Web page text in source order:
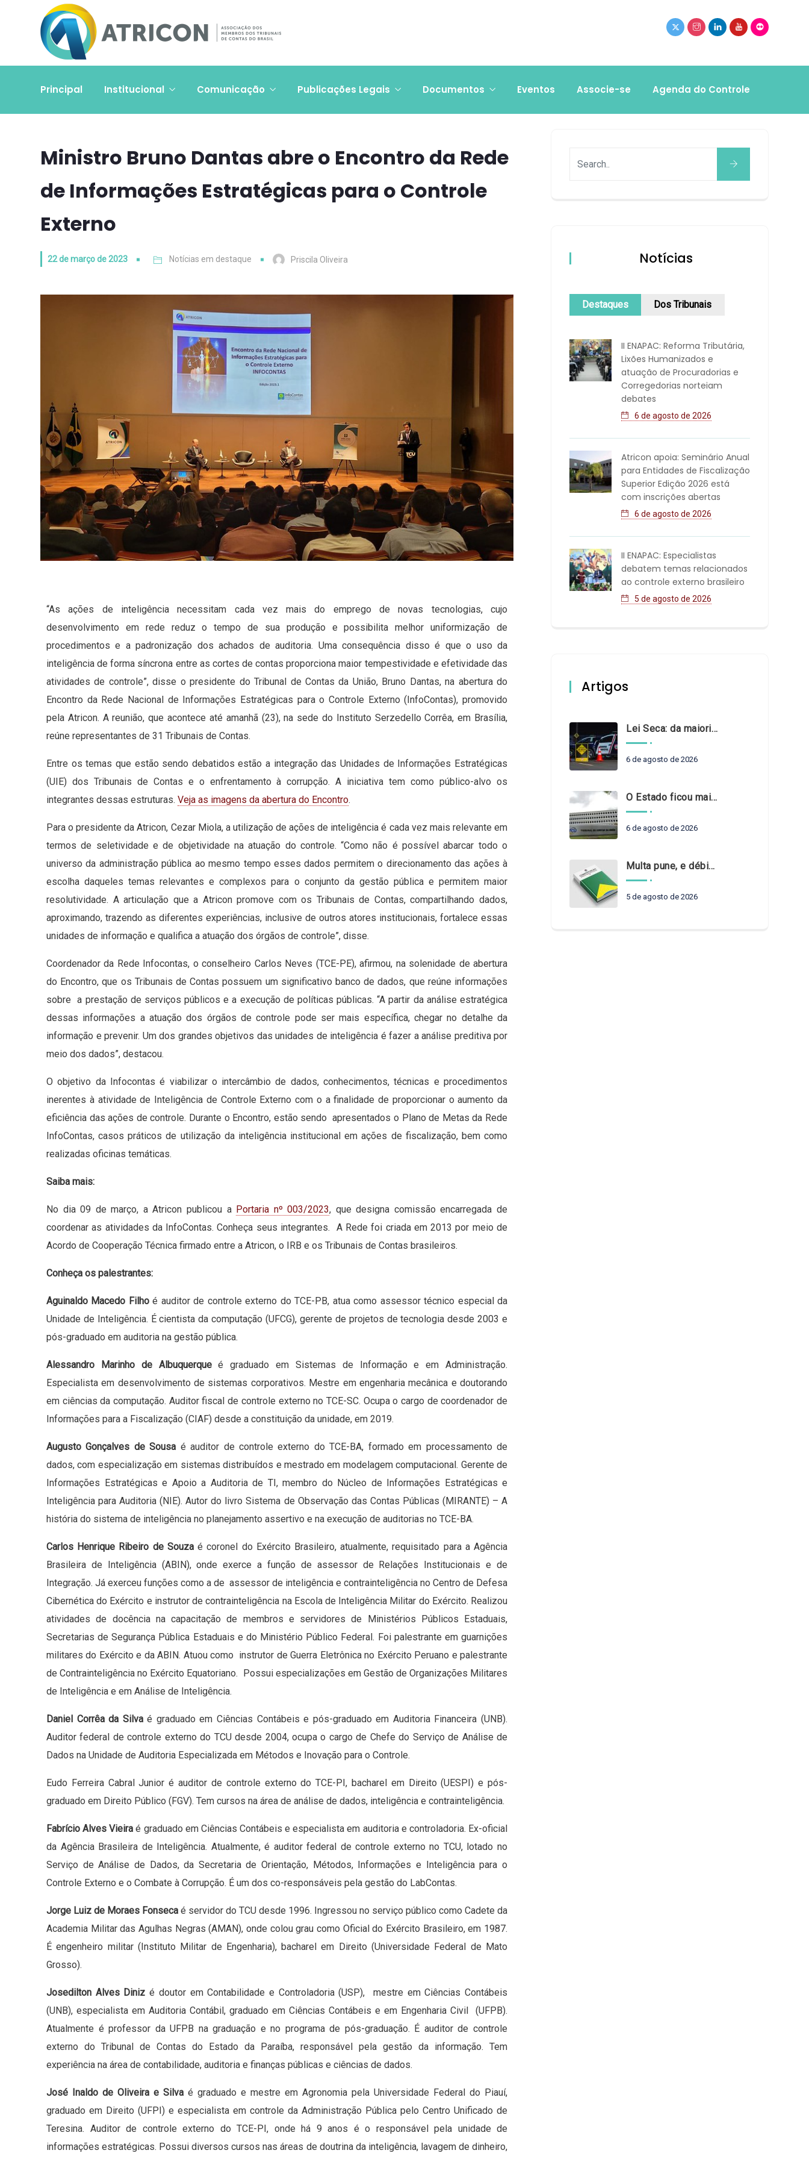
Principal Institucional Comunicação Publicações Legais Documentos Eventos Associe-se Agenda do Controle
Ministro Bruno Dantas abre o Encontro da Rede
de Informações Estratégicas para o Controle
Externo
22 de março de 2023 Notícias em destaque Priscila Oliveira
“As ações de inteligência necessitam cada vez mais do emprego de novas tecnologias, cujo
desenvolvimento em rede reduz o tempo de sua produção e possibilita melhor uniformização de
procedimentos e a padronização dos achados de auditoria. Uma consequência disso é que o uso da
inteligência de forma síncrona entre as cortes de contas proporciona maior tempestividade e efetividade das
atividades de controle”, disse o presidente do Tribunal de Contas da União, Bruno Dantas, na abertura do
Encontro da Rede Nacional de Informações Estratégicas para o Controle Externo (InfoContas), promovido
pela Atricon. A reunião, que acontece até amanhã (23), na sede do Instituto Serzedello Corrêa, em Brasília,
reúne representantes de 31 Tribunais de Contas.
Entre os temas que estão sendo debatidos estão a integração das Unidades de Informações Estratégicas
(UIE) dos Tribunais de Contas e o enfrentamento à corrupção. A iniciativa tem como público-alvo os
integrantes dessas estruturas. Veja as imagens da abertura do Encontro.
Para o presidente da Atricon, Cezar Miola, a utilização de ações de inteligência é cada vez mais relevante em
termos de seletividade e de objetividade na atuação do controle. “Como não é possível abarcar todo o
universo da administração pública ao mesmo tempo esses dados permitem o direcionamento das ações à
escolha daqueles temas relevantes e complexos para o conjunto da gestão pública e permitem maior
resolutividade. A articulação que a Atricon promove com os Tribunais de Contas, compartilhando dados,
aproximando, trazendo as diferentes experiências, inclusive de outros atores institucionais, fortalece essas
unidades de informação e qualifica a atuação dos órgãos de controle”, disse.
Coordenador da Rede Infocontas, o conselheiro Carlos Neves (TCE-PE), afirmou, na solenidade de abertura
do Encontro, que os Tribunais de Contas possuem um significativo banco de dados, que reúne informações
sobre a prestação de serviços públicos e a execução de políticas públicas. “A partir da análise estratégica
dessas informações a atuação dos órgãos de controle pode ser mais específica, chegar no detalhe da
informação e prevenir. Um dos grandes objetivos das unidades de inteligência é fazer a análise preditiva por
meio dos dados”, destacou.
O objetivo da Infocontas é viabilizar o intercâmbio de dados, conhecimentos, técnicas e procedimentos
inerentes à atividade de Inteligência de Controle Externo com o a finalidade de proporcionar o aumento da
eficiência das ações de controle. Durante o Encontro, estão sendo apresentados o Plano de Metas da Rede
InfoContas, casos práticos de utilização da inteligência institucional em ações de fiscalização, bem como
realizadas oficinas temáticas.
Saiba mais:
No dia 09 de março, a Atricon publicou a Portaria nº 003/2023, que designa comissão encarregada de
coordenar as atividades da InfoContas. Conheça seus integrantes. A Rede foi criada em 2013 por meio de
Acordo de Cooperação Técnica firmado entre a Atricon, o IRB e os Tribunais de Contas brasileiros.
Conheça os palestrantes:
Aguinaldo Macedo Filhoé auditor de controle externo do TCE-PB, atua como assessor técnico especial da
Unidade de Inteligência. É cientista da computação (UFCG), gerente de projetos de tecnologia desde 2003 e
pós-graduado em auditoria na gestão pública.
Alessandro Marinho de Albuquerqueé graduado em Sistemas de Informação e em Administração.
Especialista em desenvolvimento de sistemas corporativos. Mestre em engenharia mecânica e doutorando
em ciências da computação. Auditor fiscal de controle externo no TCE-SC. Ocupa o cargo de coordenador de
Informações para a Fiscalização (CIAF) desde a constituição da unidade, em 2019.
Augusto Gonçalves de Sousa é auditor de controle externo do TCE-BA, formado em processamento de
dados, com especialização em sistemas distribuídos e mestrado em modelagem computacional. Gerente de
Informações Estratégicas e Apoio a Auditoria de TI, membro do Núcleo de Informações Estratégicas e
Inteligência para Auditoria (NIE). Autor do livro Sistema de Observação das Contas Públicas (MIRANTE) – A
história do sistema de inteligência no planejamento assertivo e na execução de auditorias no TCE-BA.
Carlos Henrique Ribeiro de Souzaé coronel do Exército Brasileiro, atualmente, requisitado para a Agência
Brasileira de Inteligência (ABIN), onde exerce a função de assessor de Relações Institucionais e de
Integração. Já exerceu funções como a de assessor de inteligência e contrainteligência no Centro de Defesa
Cibernética do Exército e instrutor de contrainteligência na Escola de Inteligência Militar do Exército. Realizou
atividades de docência na capacitação de membros e servidores de Ministérios Públicos Estaduais,
Secretarias de Segurança Pública Estaduais e do Ministério Público Federal. Foi palestrante em guarnições
militares do Exército e da ABIN. Atuou como instrutor de Guerra Eletrônica no Exército Peruano e palestrante
de Contrainteligência no Exército Equatoriano. Possui especializações em Gestão de Organizações Militares
de Inteligência e em Análise de Inteligência.
Daniel Corrêa da Silvaé graduado em Ciências Contábeis e pós-graduado em Auditoria Financeira (UNB).
Auditor federal de controle externo do TCU desde 2004, ocupa o cargo de Chefe do Serviço de Análise de
Dados na Unidade de Auditoria Especializada em Métodos e Inovação para o Controle.
Eudo Ferreira Cabral Junior é auditor de controle externo do TCE-PI, bacharel em Direito (UESPI) e pós-
graduado em Direito Público (FGV). Tem cursos na área de análise de dados, inteligência e contrainteligência.
Fabrício Alves Vieiraé graduado em Ciências Contábeis e especialista em auditoria e controladoria. Ex-oficial
da Agência Brasileira de Inteligência. Atualmente, é auditor federal de controle externo no TCU, lotado no
Serviço de Análise de Dados, da Secretaria de Orientação, Métodos, Informações e Inteligência para o
Controle Externo e o Combate à Corrupção. É um dos co-responsáveis pela gestão do LabContas.
Jorge Luiz de Moraes Fonseca é servidor do TCU desde 1996. Ingressou no serviço público como Cadete da
Academia Militar das Agulhas Negras (AMAN), onde colou grau como Oficial do Exército Brasileiro, em 1987.
É engenheiro militar (Instituto Militar de Engenharia), bacharel em Direito (Universidade Federal de Mato
Grosso).
Josedilton Alves Dinizé doutor em Contabilidade e Controladoria (USP), mestre em Ciências Contábeis
(UNB), especialista em Auditoria Contábil, graduado em Ciências Contábeis e em Engenharia Civil (UFPB).
Atualmente é professor da UFPB na graduação e no programa de pós-graduação. É auditor de controle
externo do Tribunal de Contas do Estado da Paraíba, responsável pela gestão da informação. Tem
experiência na área de contabilidade, auditoria e finanças públicas e ciências de dados.
José Inaldo de Oliveira e Silva é graduado e mestre em Agronomia pela Universidade Federal do Piauí,
graduado em Direito (UFPI) e especialista em controle da Administração Pública pelo Centro Unificado de
Teresina. Auditor de controle externo do TCE-PI, onde há 9 anos é o responsável pela unidade de
informações estratégicas. Possui diversos cursos nas áreas de doutrina da inteligência, lavagem de dinheiro,
Notícias
Destaques Dos Tribunais
II ENAPAC: Reforma Tributária,
Lixões Humanizados e
atuação de Procuradorias e
Corregedorias norteiam
debates
6 de agosto de 2026
Atricon apoia: Seminário Anual
para Entidades de Fiscalização
Superior Edição 2026 está
com inscrições abertas
6 de agosto de 2026
II ENAPAC: Especialistas
debatem temas relacionados
ao controle externo brasileiro
5 de agosto de 2026
Artigos
Lei Seca: da maioridade à maturidade
6 de agosto de 2026
O Estado ficou mais complexo. O controle precisa acompanhar
6 de agosto de 2026
Multa pune, e débito recompõe. § 3º do art. 71 da Constituição: um problema de legística formal
5 de agosto de 2026